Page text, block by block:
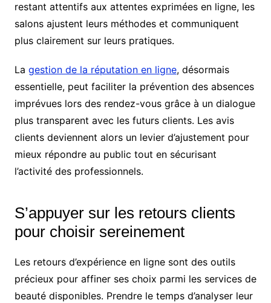
restant attentifs aux attentes exprimées en ligne, les
salons ajustent leurs méthodes et communiquent
plus clairement sur leurs pratiques.
La gestion de la réputation en ligne, désormais
essentielle, peut faciliter la prévention des absences
imprévues lors des rendez-vous grâce à un dialogue
plus transparent avec les futurs clients. Les avis
clients deviennent alors un levier d’ajustement pour
mieux répondre au public tout en sécurisant
l’activité des professionnels.
S’appuyer sur les retours clients
pour choisir sereinement
Les retours d’expérience en ligne sont des outils
précieux pour affiner ses choix parmi les services de
beauté disponibles. Prendre le temps d’analyser leur